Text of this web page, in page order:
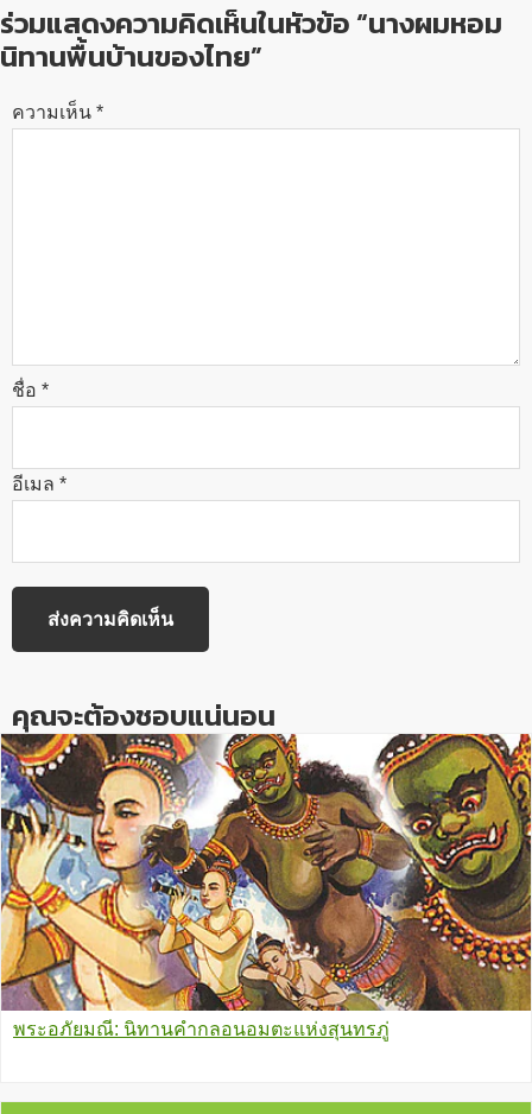
ร่วมแสดงความคิดเห็นในหัวข้อ “นางผมหอม
นิทานพื้นบ้านของไทย”
ความเห็น *
ชื่อ *
อีเมล *
คุณจะต้องชอบแน่นอน
พระอภัยมณี: นิทานคำกลอนอมตะแห่งสุนทรภู่